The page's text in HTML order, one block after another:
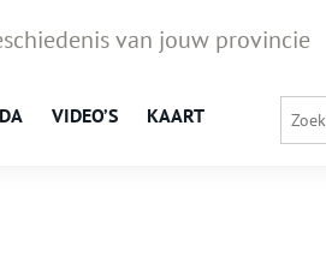
van jouw provincie
VIDEO’S KAART